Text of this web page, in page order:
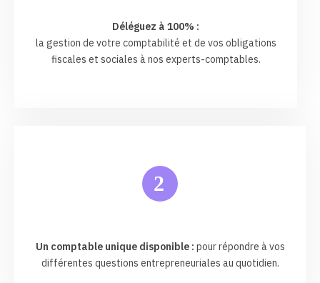
Déléguez à 100% :
la gestion de votre comptabilité et de vos obligations
fiscales et sociales à nos experts-comptables.
2
Un comptable unique disponible : pour répondre à vos
différentes questions entrepreneuriales au quotidien.